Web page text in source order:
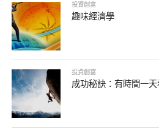
投資創富
趣味經濟學
投資創富
成功秘訣：有時間一